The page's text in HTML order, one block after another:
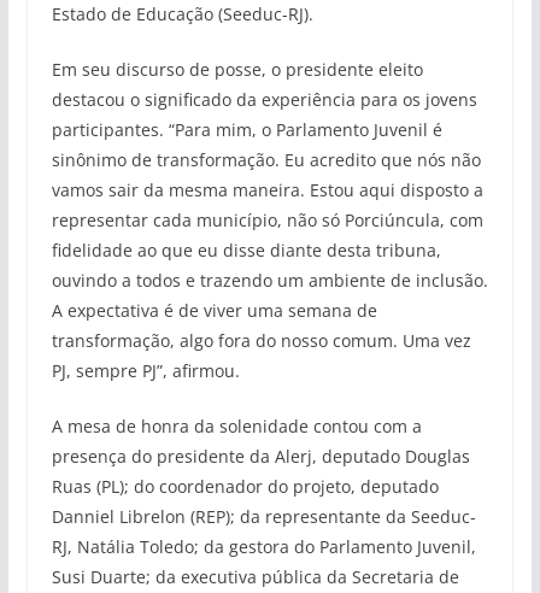
Estado de Educação (Seeduc-RJ).
Em seu discurso de posse, o presidente eleito
destacou o significado da experiência para os jovens
participantes. “Para mim, o Parlamento Juvenil é
sinônimo de transformação. Eu acredito que nós não
vamos sair da mesma maneira. Estou aqui disposto a
representar cada município, não só Porciúncula, com
fidelidade ao que eu disse diante desta tribuna,
ouvindo a todos e trazendo um ambiente de inclusão.
A expectativa é de viver uma semana de
transformação, algo fora do nosso comum. Uma vez
PJ, sempre PJ”, afirmou.
A mesa de honra da solenidade contou com a
presença do presidente da Alerj, deputado Douglas
Ruas (PL); do coordenador do projeto, deputado
Danniel Librelon (REP); da representante da Seeduc-
RJ, Natália Toledo; da gestora do Parlamento Juvenil,
Susi Duarte; da executiva pública da Secretaria de